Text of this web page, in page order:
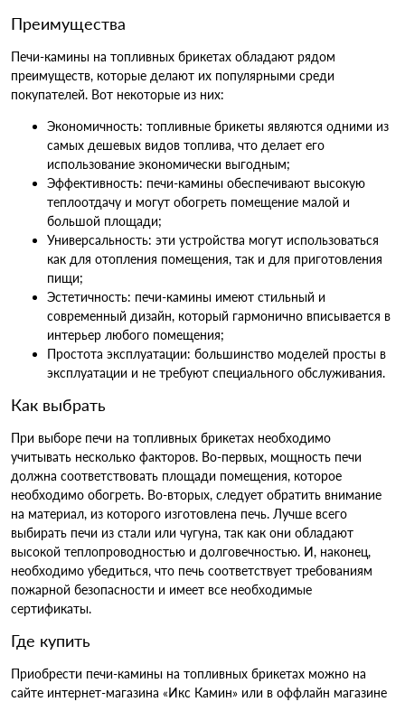
Преимущества
Печи-камины на топливных брикетах обладают рядом
преимуществ, которые делают их популярными среди
покупателей. Вот некоторые из них:
Экономичность: топливные брикеты являются одними из
самых дешевых видов топлива, что делает его
использование экономически выгодным;
Эффективность: печи-камины обеспечивают высокую
теплоотдачу и могут обогреть помещение малой и
большой площади;
Универсальность: эти устройства могут использоваться
как для отопления помещения, так и для приготовления
пищи;
Эстетичность: печи-камины имеют стильный и
современный дизайн, который гармонично вписывается в
интерьер любого помещения;
Простота эксплуатации: большинство моделей просты в
эксплуатации и не требуют специального обслуживания.
Как выбрать
При выборе печи на топливных брикетах необходимо
учитывать несколько факторов. Во-первых, мощность печи
должна соответствовать площади помещения, которое
необходимо обогреть. Во-вторых, следует обратить внимание
на материал, из которого изготовлена печь. Лучше всего
выбирать печи из стали или чугуна, так как они обладают
высокой теплопроводностью и долговечностью. И, наконец,
необходимо убедиться, что печь соответствует требованиям
пожарной безопасности и имеет все необходимые
сертификаты.
Где купить
Приобрести печи-камины на топливных брикетах можно на
сайте интернет-магазина «Икс Камин» или в оффлайн магазине